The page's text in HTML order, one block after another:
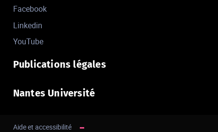
Facebook
Linkedin
YouTube
Publications légales
Nantes Université
Aide et accessibilité